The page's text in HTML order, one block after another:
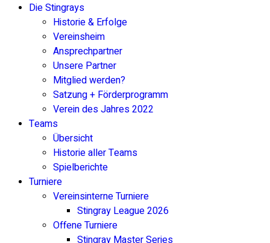
Die Stingrays
Historie & Erfolge
Vereinsheim
Ansprechpartner
Unsere Partner
Mitglied werden?
Satzung + Förderprogramm
Verein des Jahres 2022
Teams
Übersicht
Historie aller Teams
Spielberichte
Turniere
Vereinsinterne Turniere
Stingray League 2026
Offene Turniere
Stingray Master Series